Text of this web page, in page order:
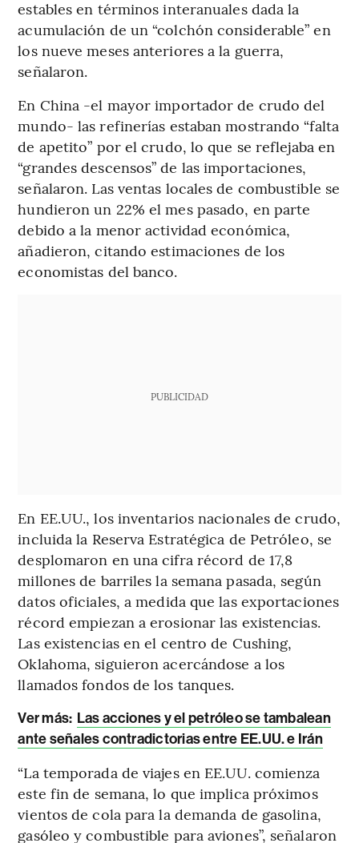
estables en términos interanuales dada la
acumulación de un “colchón considerable” en
los nueve meses anteriores a la guerra,
señalaron.
En China -el mayor importador de crudo del
mundo- las refinerías estaban mostrando “falta
de apetito” por el crudo, lo que se reflejaba en
“grandes descensos” de las importaciones,
señalaron. Las ventas locales de combustible se
hundieron un 22% el mes pasado, en parte
debido a la menor actividad económica,
añadieron, citando estimaciones de los
economistas del banco.
PUBLICIDAD
En EE.UU., los inventarios nacionales de crudo,
incluida la Reserva Estratégica de Petróleo, se
desplomaron en una cifra récord de 17,8
millones de barriles la semana pasada, según
datos oficiales, a medida que las exportaciones
récord empiezan a erosionar las existencias.
Las existencias en el centro de Cushing,
Oklahoma, siguieron acercándose a los
llamados fondos de los tanques.
Ver más: Las acciones y el petróleo se tambalean
ante señales contradictorias entre EE.UU. e Irán
“La temporada de viajes en EE.UU. comienza
este fin de semana, lo que implica próximos
vientos de cola para la demanda de gasolina,
gasóleo y combustible para aviones”, señalaron